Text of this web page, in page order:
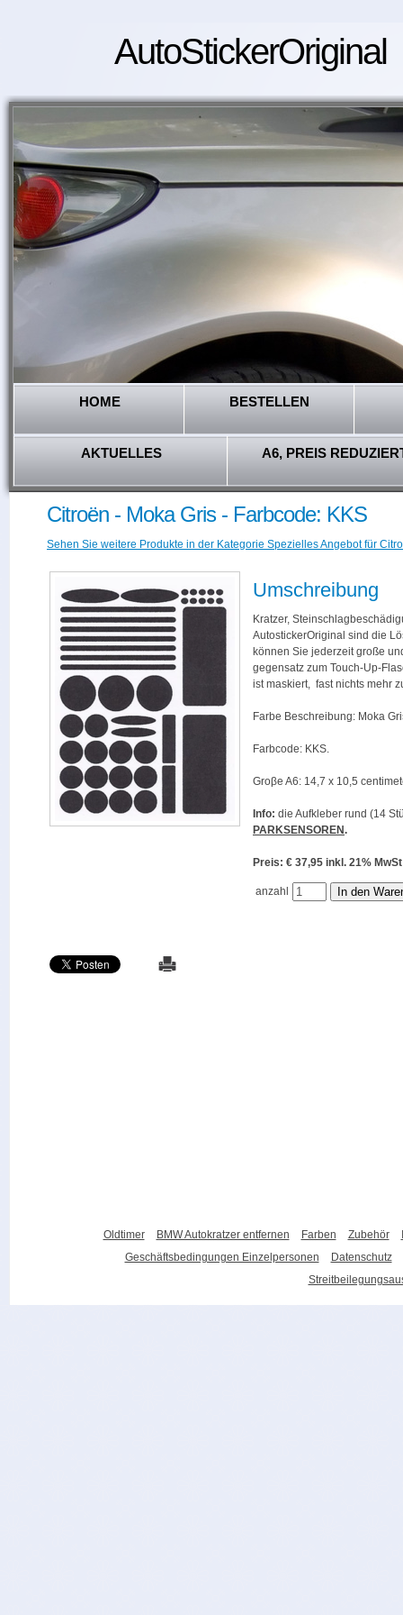
AutoStickerOriginal
HOME BESTELLEN
AKTUELLES A6, PREIS
Citroën - Moka Gris - Farbcode: KKS
Sehen Sie weitere Produkte in der Kategorie Spezielles Angebot für
Umschreibung
Kratzer,
AutostickerOriginal sind die
können Sie jederzeit große
gegensatz zum Touch-Up-
ist maskiert, fast nichts mehr
Farbe Beschreibung: Moka
Farbcode: KKS.
Groβe A6: 14,7 x 10,5
Info: die Aufkleber rund (14
PARKSENSOREN.
Preis: € 37,95 inkl. 21%
anzahl
Oldtimer BMW Autokratzer entfernen Farben Zubehör
Geschäftsbedingungen Einzelpersonen
Datenschutz